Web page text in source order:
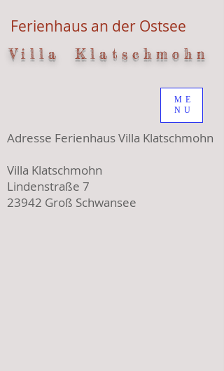
ME
NU
V i l l a K l a t s c h m o h n
Ferienhaus an der Ostsee
Adresse Ferienhaus Villa Klatschmohn
Villa Klatschmohn
Lindenstraße 7
23942 Groß Schwansee